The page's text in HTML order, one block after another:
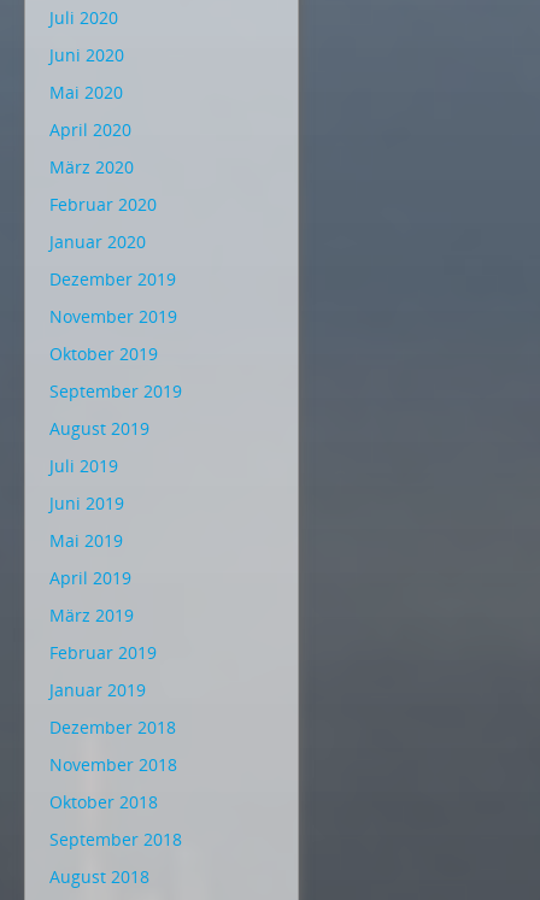
Juli 2020
Juni 2020
Mai 2020
April 2020
März 2020
Februar 2020
Januar 2020
Dezember 2019
November 2019
Oktober 2019
September 2019
August 2019
Juli 2019
Juni 2019
Mai 2019
April 2019
März 2019
Februar 2019
Januar 2019
Dezember 2018
November 2018
Oktober 2018
September 2018
August 2018